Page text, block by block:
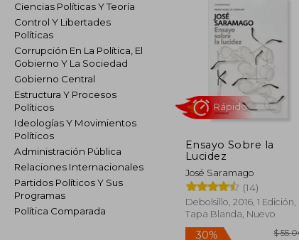
Ciencias Políticas Y Teoría
Control Y Libertades
Políticas
Corrupción En La Política, El
Gobierno Y La Sociedad
Gobierno Central
Estructura Y Procesos
Políticos
Ideologías Y Movimientos
Políticos
Administración Pública
Relaciones Internacionales
Partidos Políticos Y Sus
Programas
Política Comparada
Ensayo Sobre la
Lucidez
José Saramago
(14)
Debolsillo, 2016, 1 Edición,
Tapa Blanda, Nuevo
Rápido